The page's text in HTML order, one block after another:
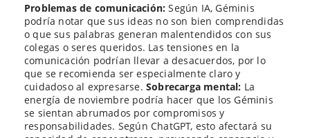
Problemas de comunicación:Según IA, Géminis
podría notar que sus ideas no son bien comprendidas
o que sus palabras generan malentendidos con sus
colegas o seres queridos. Las tensiones en la
comunicación podrían llevar a desacuerdos, por lo
que se recomienda ser especialmente claro y
cuidadoso al expresarse. Sobrecarga mental: La
energía de noviembre podría hacer que los Géminis
se sientan abrumados por compromisos y
responsabilidades. Según ChatGPT, esto afectará su